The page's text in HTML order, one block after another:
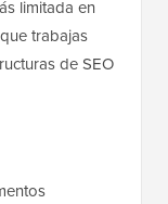
limitada en
trabajas
de SEO